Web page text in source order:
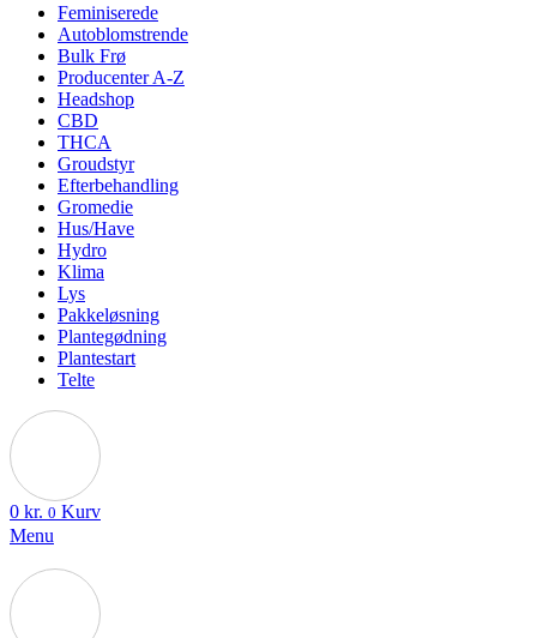
Feminiserede
Autoblomstrende
Bulk Frø
Producenter A-Z
Headshop
CBD
THCA
Groudstyr
Efterbehandling
Gromedie
Hus/Have
Hydro
Klima
Lys
Pakkeløsning
Plantegødning
Plantestart
Telte
0 kr. 0 Kurv
Menu